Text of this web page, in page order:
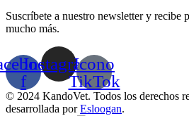
Suscríbete a nuestro newsletter y recibe
mucho más.
f
InstagramIcono
TikTok
© 2024 KandoVet. Todos los derechos
desarrollada porEsloogan.